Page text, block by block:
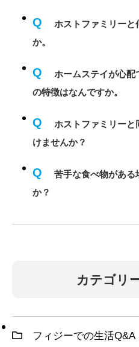
Q
ホストファミリーと
か。
Q
ホームステイが心配
の特徴はなんですか。
Q
ホストファミリーと
けませんか？
Q
苦手な食べ物がある
か？
カテゴリ
フィジーでの生活Q&A